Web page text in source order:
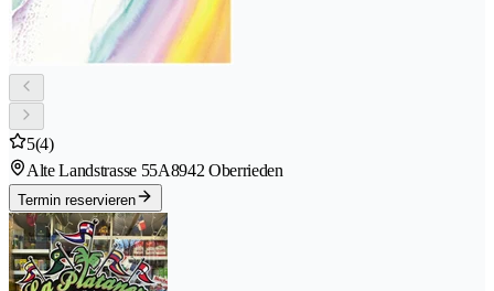
5(4)
Alte Landstrasse 55A8942 Oberrieden
Termin reservieren